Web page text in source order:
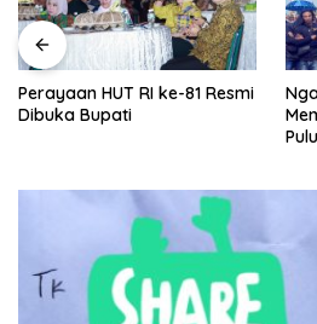
Perayaan HUT RI ke-81 Resmi
Dibuka Bupati